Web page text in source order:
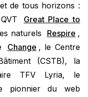
de tous horizons :
Great Place to
naturels Respire ,
Change , le Centre
(CSTB), la
TFV Lyria, le
pionnier du web